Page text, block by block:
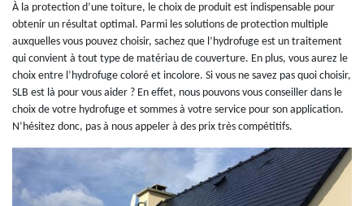
À la protection d’une toiture, le choix de produit est indispensable pour
obtenir un résultat optimal. Parmi les solutions de protection multiple
auxquelles vous pouvez choisir, sachez que l’hydrofuge est un traitement
qui convient à tout type de matériau de couverture. En plus, vous aurez le
choix entre l’hydrofuge coloré et incolore. Si vous ne savez pas quoi choisir,
SLB est là pour vous aider ? En effet, nous pouvons vous conseiller dans le
choix de votre hydrofuge et sommes à votre service pour son application.
N’hésitez donc, pas à nous appeler à des prix très compétitifs.